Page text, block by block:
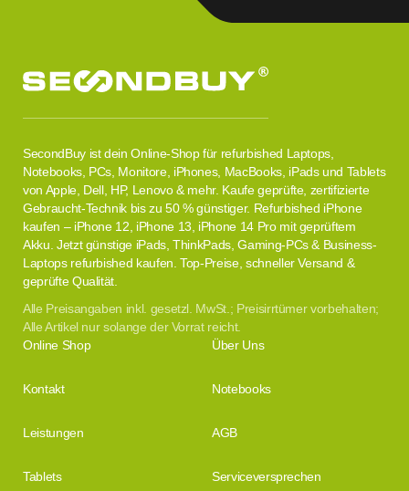
SecondBuy ist dein Online-Shop für refurbished Laptops,
Notebooks, PCs, Monitore, iPhones, MacBooks, iPads und Tablets
von Apple, Dell, HP, Lenovo & mehr. Kaufe geprüfte, zertifizierte
Gebraucht-Technik bis zu 50 % günstiger. Refurbished iPhone
kaufen – iPhone 12, iPhone 13, iPhone 14 Pro mit geprüftem
Akku. Jetzt günstige iPads, ThinkPads, Gaming-PCs & Business-
Laptops refurbished kaufen. Top-Preise, schneller Versand &
geprüfte Qualität.
Alle Preisangaben inkl. gesetzl. MwSt.; Preisirrtümer vorbehalten;
Alle Artikel nur solange der Vorrat reicht.
Online Shop Über Uns
Kontakt Notebooks
Leistungen AGB
Tablets Serviceversprechen